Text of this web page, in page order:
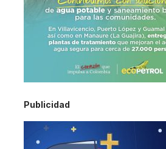
Publicidad